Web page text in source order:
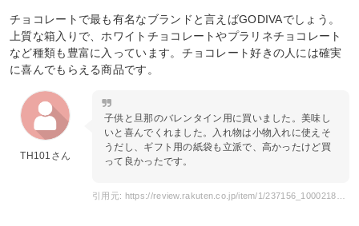
チョコレートで最も有名なブランドと言えばGODIVAでしょう。
上質な箱入りで、ホワイトチョコレートやプラリネチョコレート
など種類も豊富に入っています。チョコレート好きの人には確実
に喜んでもらえる商品です。
TH101さん
子供と旦那のバレンタイン用に買いました。美味し
いと喜んでくれました。入れ物は小物入れに使えそ
うだし、ギフト用の紙袋も立派で、高かったけど買
って良かったです。